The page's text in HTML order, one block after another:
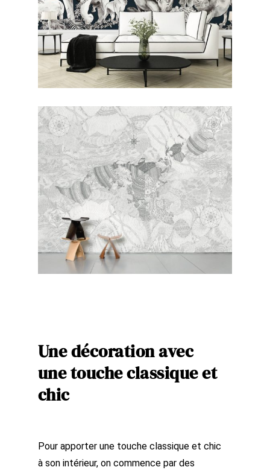
Une décoration avec
une touche classique et
chic
Pour apporter une touche classique et chic
à son intérieur, on commence par des